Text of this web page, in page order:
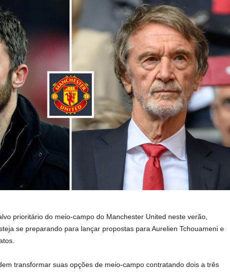
prioritário do meio-campo do Manchester United neste verão,
se preparando para lançar propostas para Aurelien Tchouameni e
transformar suas opções de meio-campo contratando dois a três